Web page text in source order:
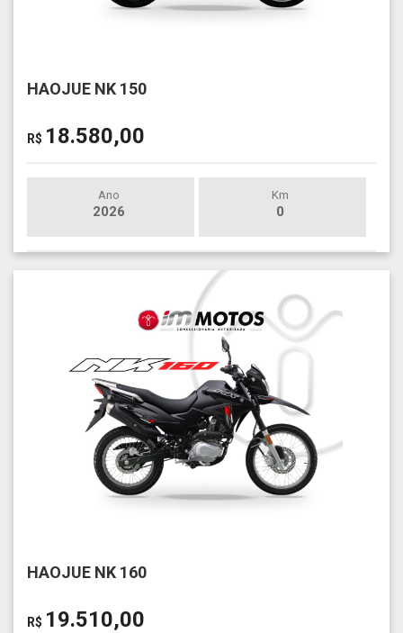
HAOJUE NK 150
R$ 18.580,00
Ano
2026
Km
0
HAOJUE NK 160
R$ 19.510,00